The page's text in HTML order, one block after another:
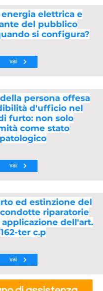
elettrica e
del pubblico
si configura?
vai
persona offesa
d'ufficio nel
furto: non solo
come stato
patologico
vai
ed estinzione del
riparatorie
dell'art.
162-ter c.p
vai